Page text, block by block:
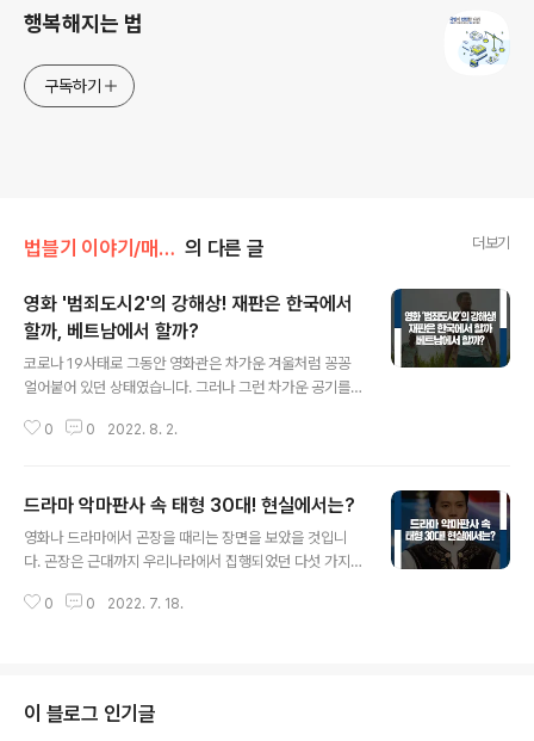
행복해지는 법
구독하기
법블기 이야기/매체 속 법 의 다른 글 더보기
영화 '범죄도시2'의 강해상! 재판은 한국에서
할까, 베트남에서 할까?
코로나 19사태로 그동안 영화관은 차가운 겨울처럼 꽁꽁
얼어붙어 있던 상태였습니다. 그러나 그런 차가운 공기를
천만 관객을 돌파한 영화 ‘범죄도시2’가 그 주인공입니다.
체포하기 위한 형사 마석도(마동석 분)와 금천서 강력반 간
의 치열한 사투를 그린 작품인데요, 강해상을 연기한 손석
구 배우님의 연기력과 마석도를 연기한 배우 마동석님의
은 코로나도 막지 못한 액션영화 ‘범죄도시2’ 속 숨겨져 있
0 0 2022. 8. 2.
드라마 악마판사 속 태형 30대! 현실에서는?
영화나 드라마에서 곤장을 때리는 장면을 보았을 것입니
다. 곤장은 근대까지 우리나라에서 집행되었던 다섯 가지
‘태형(笞刑)’에 해당하는데요, 태형은 등짝을 때리거나 볼
제국까지 존속하다가, 일제강점기에 조선총독부는 태형이
폐지되지 못한 것을 악용해 1912년 조선 태형령을 만들어
0 0 2022. 7. 18.
이 블로그 인기글